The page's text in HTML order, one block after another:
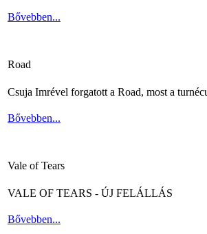
Bővebben...
Road
Csuja Imrével forgatott a Road, most a
Bővebben...
Vale of Tears
VALE OF TEARS - ÚJ FELÁLLÁS
Bővebben...